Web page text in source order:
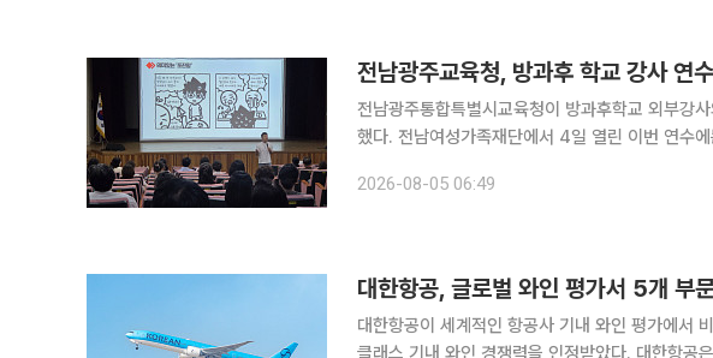
전남광주교육청, 방과후 학교 강사 연
전남광주통합특별시교육청이 방과후학교 외부강
했다. 전남여성가족재단에서 4일 열린 이번 연수에는 전남지역 초·중·고 방과후 학교 외부강사 120
2026-08-05 06:49
대한항공, 글로벌 와인 평가서 5개 부
대한항공이 세계적인 항공사 기내 와인 평가에서
클래스 기내 와인 경쟁력을 인정받았다. 대한항공은 미국 프리미엄 비즈니스 여행 전문 매거진 글로